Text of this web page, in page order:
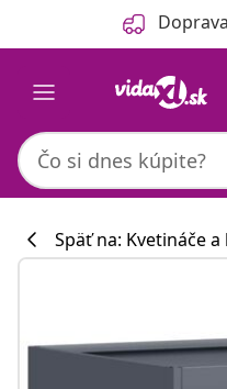
Predchádzajúce
Späť na: Kvetináče